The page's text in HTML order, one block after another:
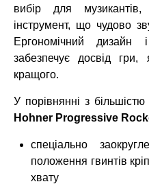
вибір для
інструмент, що чудово
Ергономічний дизайн
забезпечує досвід
кращого.
У порівнянні з більшістю
Hohner Progressive
спеціально
положення гвинтів
хвату